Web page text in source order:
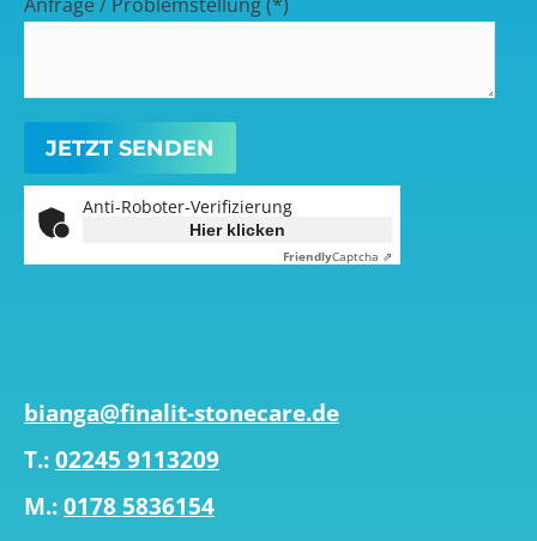
Anti-Roboter-Verifizierung
Hier klicken
FriendlyCaptcha ⇗
bianga@finalit-stonecare.de
T.: 02245 9113209
M.: 0178 5836154